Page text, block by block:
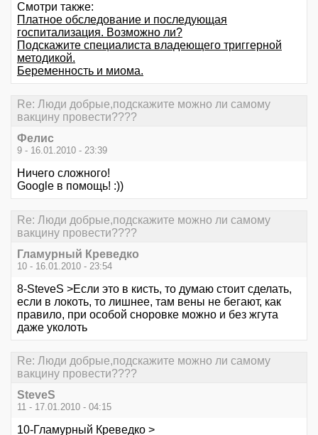
Смотри также:
Платное обследование и последующая
госпитализация. Возможно ли?
Подскажите специалиста владеющего триггерной
методикой.
Беременность и миома.
Re: Люди добрые,подскажите можно ли самому
вакцину провести????
Фелис
9 - 16.01.2010 - 23:39
Ничего сложного!
Google в помощь! :))
Re: Люди добрые,подскажите можно ли самому
вакцину провести????
Гламурный Креведко
10 - 16.01.2010 - 23:54
8-SteveS >Если это в кисть, то думаю стоит сделать,
если в локоть, то лишнее, там вены не бегают, как
правило, при особой сноровке можно и без жгута
даже уколоть
Re: Люди добрые,подскажите можно ли самому
вакцину провести????
SteveS
11 - 17.01.2010 - 04:15
10-Гламурный Креведко >